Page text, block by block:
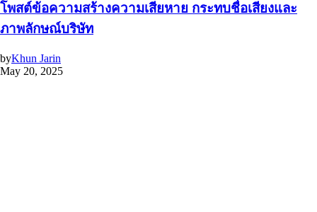
โพสต์ข้อความสร้างความเสียหาย กระทบชื่อเสียงและ
ภาพลักษณ์บริษัท
byKhun Jarin
May 20, 2025